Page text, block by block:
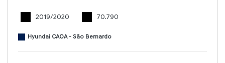
2019/2020 70.790
Hyundai CAOA - São Bernardo